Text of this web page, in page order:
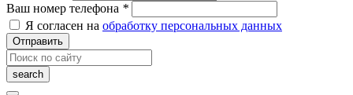
Ваш номер телефона *
Я согласен на обработку персональных данных
Отправить